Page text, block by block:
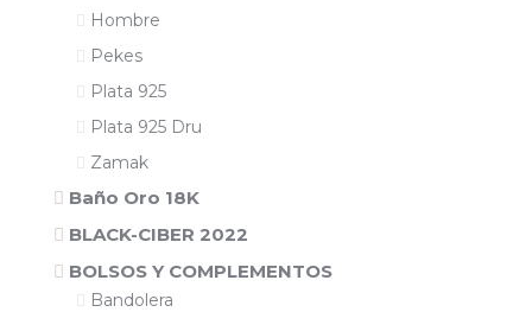
Hombre
Pekes
Plata 925
Plata 925 Dru
Zamak
Baño Oro 18K
BLACK-CIBER 2022
BOLSOS Y COMPLEMENTOS
Bandolera